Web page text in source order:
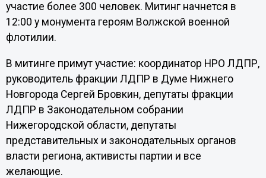
участие более 300 человек. Митинг начнется в
12:00 у монумента героям Волжской военной
флотилии.
В митинге примут участие: координатор НРО ЛДПР,
руководитель фракции ЛДПР в Думе Нижнего
Новгорода Сергей Бровкин, депутаты фракции
ЛДПР в Законодательном собрании
Нижегородской области, депутаты
представительных и законодательных органов
власти региона, активисты партии и все
желающие.